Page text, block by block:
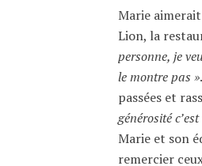
Marie
Lion, la
personne, je
le montre pas »
passées et
générosité
Marie et son
remercier